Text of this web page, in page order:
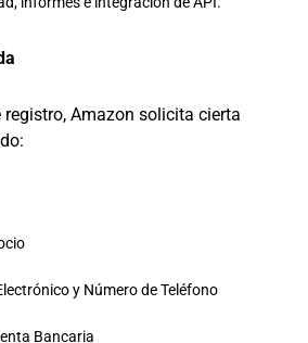
registro, Amazon solicita cierta
y Número de Teléfono
Bancaria